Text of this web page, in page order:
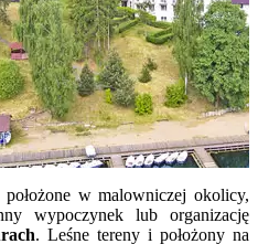
w malowniczej okolicy,
wypoczynek lub organizację
. Leśne tereny i położony na